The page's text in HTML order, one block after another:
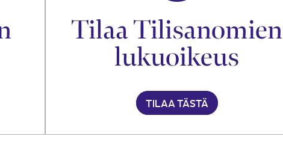
Tilaa Tilisanomien
lukuoikeus
TILAA TÄSTÄ